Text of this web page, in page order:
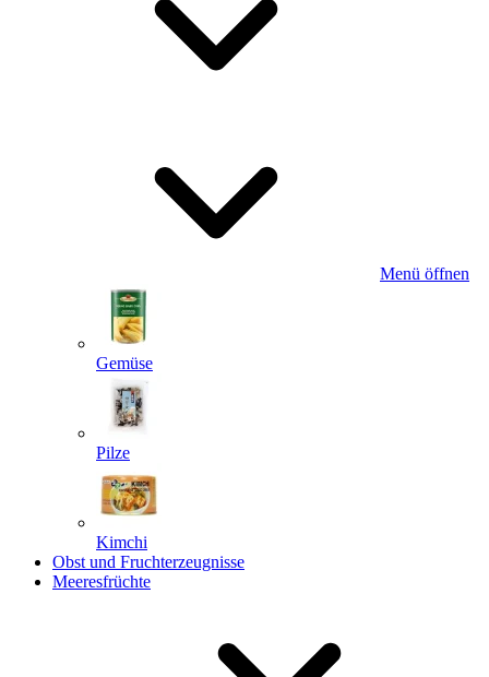
Menü öffnen
Gemüse
Pilze
Kimchi
Obst und Fruchterzeugnisse
Meeresfrüchte